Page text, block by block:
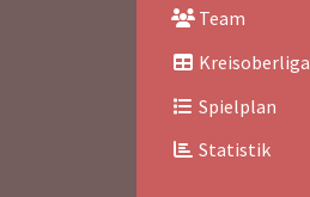
Team
Kreisoberliga
Spielplan
Statistik